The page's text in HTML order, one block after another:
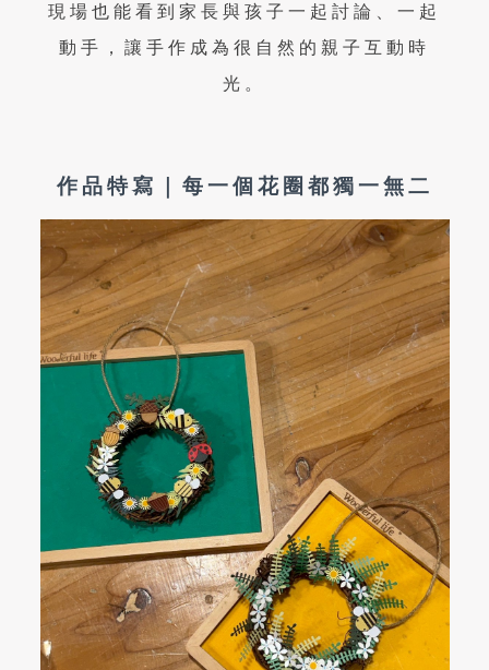
現場也能看到家長與孩子一起討論、一起
動手，讓手作成為很自然的親子互動時
光。
作品特寫｜每一個花圈都獨一無二